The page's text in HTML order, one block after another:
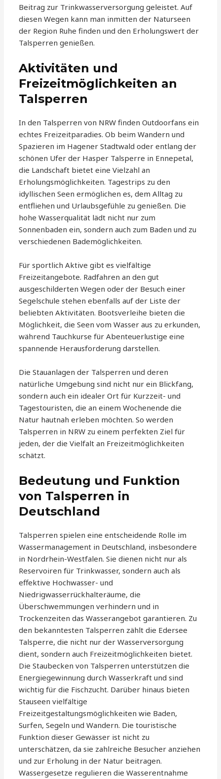
Beitrag zur Trinkwasserversorgung geleistet. Auf
diesen Wegen kann man inmitten der Naturseen
der Region Ruhe finden und den Erholungswert der
Talsperren genießen.
Aktivitäten und
Freizeitmöglichkeiten an
Talsperren
In den Talsperren von NRW finden Outdoorfans ein
echtes Freizeitparadies. Ob beim Wandern und
Spazieren im Hagener Stadtwald oder entlang der
schönen Ufer der Hasper Talsperre in Ennepetal,
die Landschaft bietet eine Vielzahl an
Erholungsmöglichkeiten. Tagestrips zu den
idyllischen Seen ermöglichen es, dem Alltag zu
entfliehen und Urlaubsgefühle zu genießen. Die
hohe Wasserqualität lädt nicht nur zum
Sonnenbaden ein, sondern auch zum Baden und zu
verschiedenen Bademöglichkeiten.
Für sportlich Aktive gibt es vielfältige
Freizeitangebote. Radfahren an den gut
ausgeschilderten Wegen oder der Besuch einer
Segelschule stehen ebenfalls auf der Liste der
beliebten Aktivitäten. Bootsverleihe bieten die
Möglichkeit, die Seen vom Wasser aus zu erkunden,
während Tauchkurse für Abenteuerlustige eine
spannende Herausforderung darstellen.
Die Stauanlagen der Talsperren und deren
natürliche Umgebung sind nicht nur ein Blickfang,
sondern auch ein idealer Ort für Kurzzeit- und
Tagestouristen, die an einem Wochenende die
Natur hautnah erleben möchten. So werden
Talsperren in NRW zu einem perfekten Ziel für
jeden, der die Vielfalt an Freizeitmöglichkeiten
schätzt.
Bedeutung und Funktion
von Talsperren in
Deutschland
Talsperren spielen eine entscheidende Rolle im
Wassermanagement in Deutschland, insbesondere
in Nordrhein-Westfalen. Sie dienen nicht nur als
Reservoiren für Trinkwasser, sondern auch als
effektive Hochwasser- und
Niedrigwasserrückhalteräume, die
Überschwemmungen verhindern und in
Trockenzeiten das Wasserangebot garantieren. Zu
den bekanntesten Talsperren zählt die Edersee
Talsperre, die nicht nur der Wasserversorgung
dient, sondern auch Freizeitmöglichkeiten bietet.
Die Staubecken von Talsperren unterstützen die
Energiegewinnung durch Wasserkraft und sind
wichtig für die Fischzucht. Darüber hinaus bieten
Stauseen vielfältige
Freizeitgestaltungsmöglichkeiten wie Baden,
Surfen, Segeln und Wandern. Die touristische
Funktion dieser Gewässer ist nicht zu
unterschätzen, da sie zahlreiche Besucher anziehen
und zur Erholung in der Natur beitragen.
Wassergesetze regulieren die Wasserentnahme